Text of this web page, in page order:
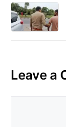
Leave a